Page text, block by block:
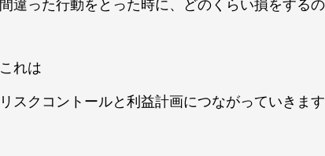
間違った行動をとった時に、どのくらい損をする
これは
リスクコントールと利益計画につながっていきま